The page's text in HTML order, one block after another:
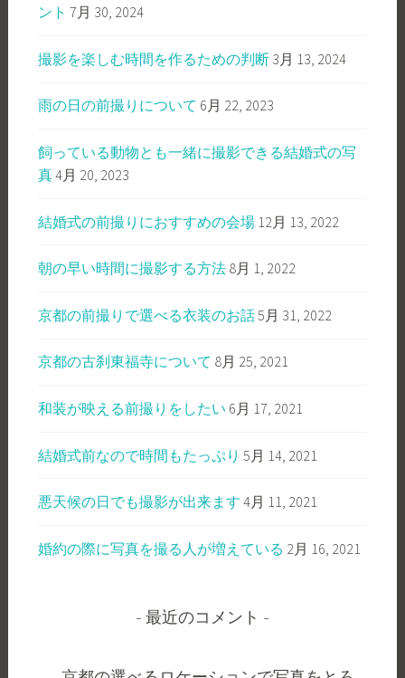
ント 7月 30, 2024
撮影を楽しむ時間を作るための判断 3月 13, 2024
雨の日の前撮りについて 6月 22, 2023
飼っている動物とも一緒に撮影できる結婚式の写
真4月 20, 2023
結婚式の前撮りにおすすめの会場 12月 13, 2022
朝の早い時間に撮影する方法 8月 1, 2022
京都の前撮りで選べる衣装のお話5月 31, 2022
京都の古刹東福寺について 8月 25, 2021
和装が映える前撮りをしたい 6月 17, 2021
結婚式前なので時間もたっぷり 5月 14, 2021
悪天候の日でも撮影が出来ます 4月 11, 2021
婚約の際に写真を撮る人が増えている 2月 16, 2021
最近のコメント